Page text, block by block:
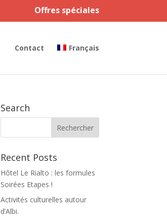
Offres spéciales
Contact Français
Search
Recent Posts
Hôtel Le Rialto : les formules
Soirées Etapes !
Activités culturelles autour
d’Albi.